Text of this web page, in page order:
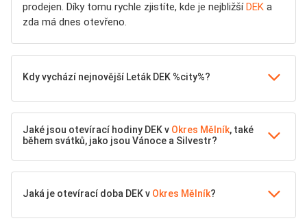
prodejen. Díky tomu rychle zjistíte, kde je nejbližšíDEK a
zda má dnes otevřeno.
Kdy vychází nejnovější Leták DEK %city%?
Jaké jsou otevírací hodiny DEK v Okres Mělník, také
během svátků, jako jsou Vánoce a Silvestr?
Jaká je otevírací doba DEK v Okres Mělník?